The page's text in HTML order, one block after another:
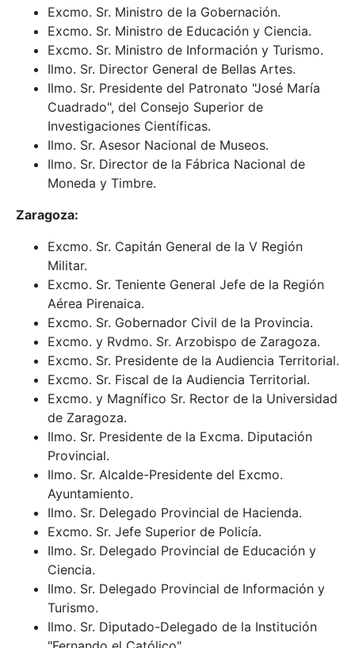
Excmo. Sr. Ministro de la Gobernación.
Excmo. Sr. Ministro de Educación y Ciencia.
Excmo. Sr. Ministro de Información y Turismo.
Ilmo. Sr. Director General de Bellas Artes.
Ilmo. Sr. Presidente del Patronato "José María
Cuadrado", del Consejo Superior de
Investigaciones Científicas.
Ilmo. Sr. Asesor Nacional de Museos.
Ilmo. Sr. Director de la Fábrica Nacional de
Moneda y Timbre.
Zaragoza:
Excmo. Sr. Capitán General de la V Región
Militar.
Excmo. Sr. Teniente General Jefe de la Región
Aérea Pirenaica.
Excmo. Sr. Gobernador Civil de la Provincia.
Excmo. y Rvdmo. Sr. Arzobispo de Zaragoza.
Excmo. Sr. Presidente de la Audiencia Territorial.
Excmo. Sr. Fiscal de la Audiencia Territorial.
Excmo. y Magnífico Sr. Rector de la Universidad
de Zaragoza.
Ilmo. Sr. Presidente de la Excma. Diputación
Provincial.
Ilmo. Sr. Alcalde-Presidente del Excmo.
Ayuntamiento.
Ilmo. Sr. Delegado Provincial de Hacienda.
Excmo. Sr. Jefe Superior de Policía.
Ilmo. Sr. Delegado Provincial de Educación y
Ciencia.
Ilmo. Sr. Delegado Provincial de Información y
Turismo.
Ilmo. Sr. Diputado-Delegado de la Institución